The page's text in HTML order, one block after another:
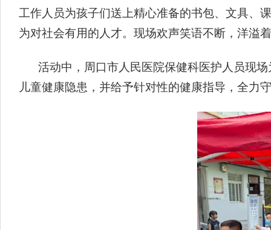
工作人员为孩子们送上精心准备的书包、文具、
为对社会有用的人才。现场欢声笑语不断，洋溢
活动中，周口市人民医院保健科医护人员现
儿童健康隐患，并给予针对性的健康指导，全力